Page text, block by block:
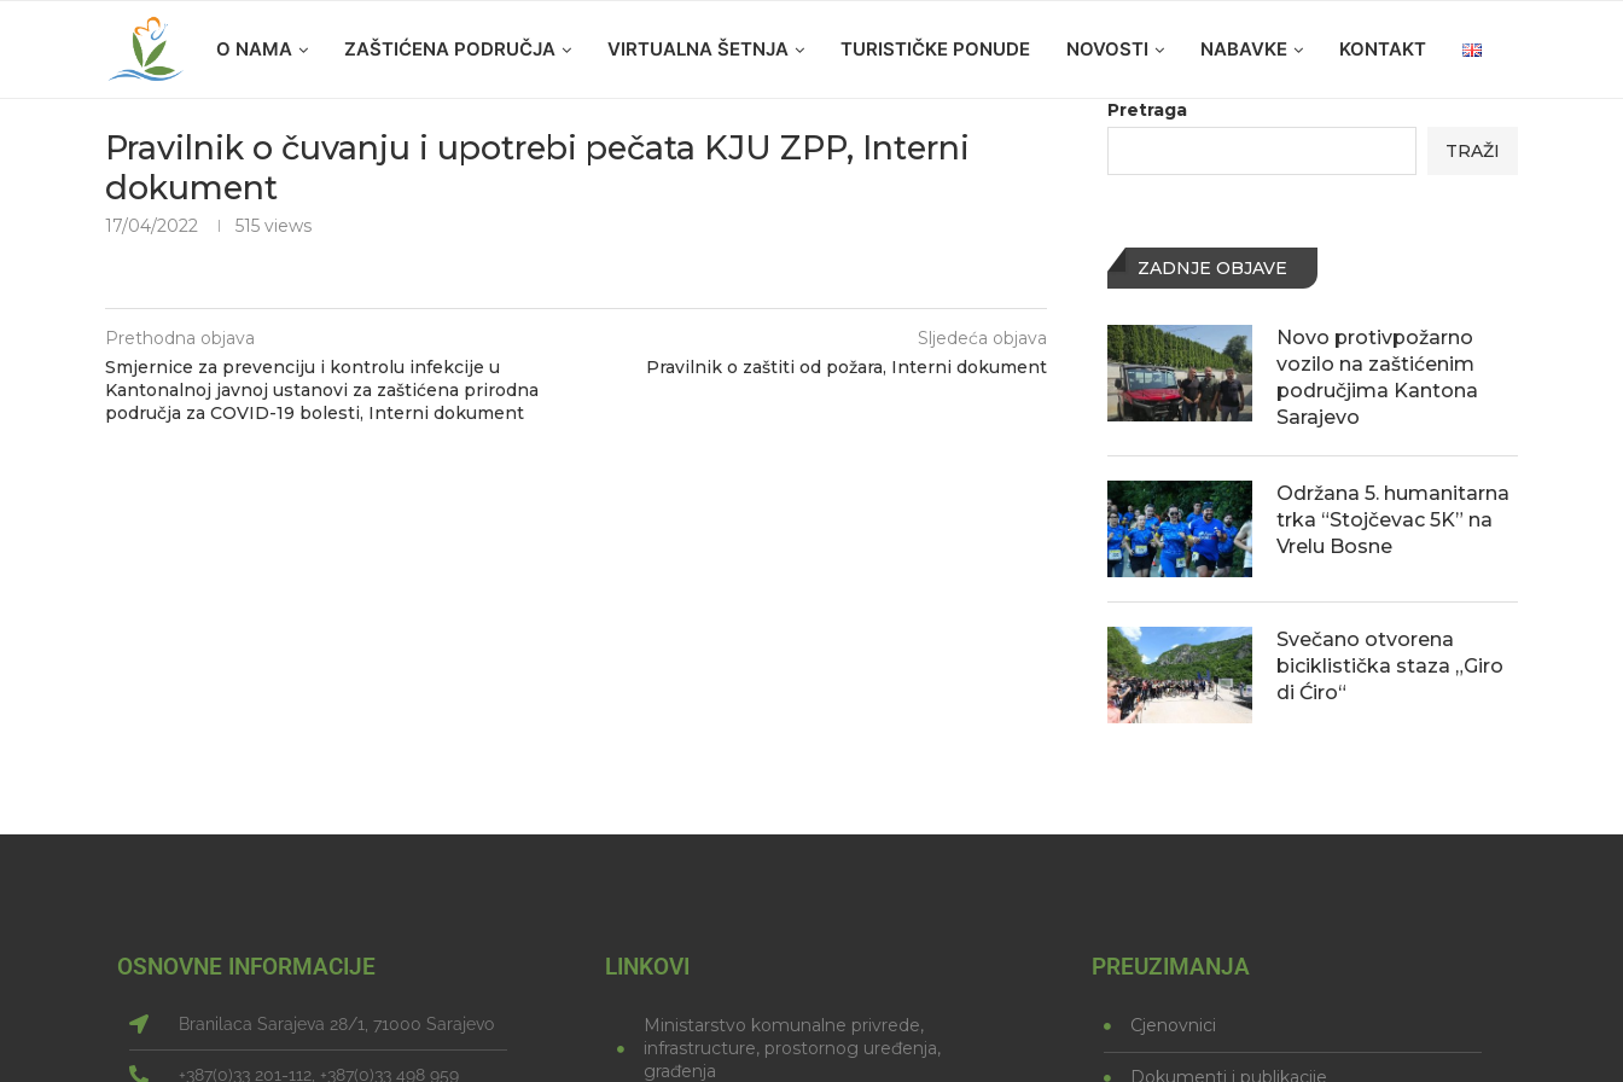
O NAMA ZAŠTIĆENA PODRUČJA VIRTUALNA ŠETNJA TURISTIČKE PONUDE NOVOSTI NABAVKE KONTAKT
Pravilnik o čuvanju i upotrebi pečata KJU ZPP, Interni
dokument
17/04/2022 515 views
Prethodna objava
Smjernice za prevenciju i kontrolu infekcije u
Kantonalnoj javnoj ustanovi za zaštićena prirodna
područja za COVID-19 bolesti, Interni dokument
Sljedeća objava
Pravilnik o zaštiti od požara, Interni dokument
Pretraga
TRAŽI
ZADNJE OBJAVE
Novo protivpožarno
vozilo na zaštićenim
područjima Kantona
Sarajevo
Održana 5. humanitarna
trka “Stojčevac 5K” na
Vrelu Bosne
Svečano otvorena
biciklistička staza „Giro
di Ćiro“
OSNOVNE INFORMACIJE
Branilaca Sarajeva 28/1, 71000 Sarajevo
+387(0)33 201-112, +387(0)33 498 959
LINKOVI
Ministarstvo komunalne privrede,
infrastructure, prostornog uređenja,
građenja
PREUZIMANJA
Cjenovnici
Dokumenti i publikacije